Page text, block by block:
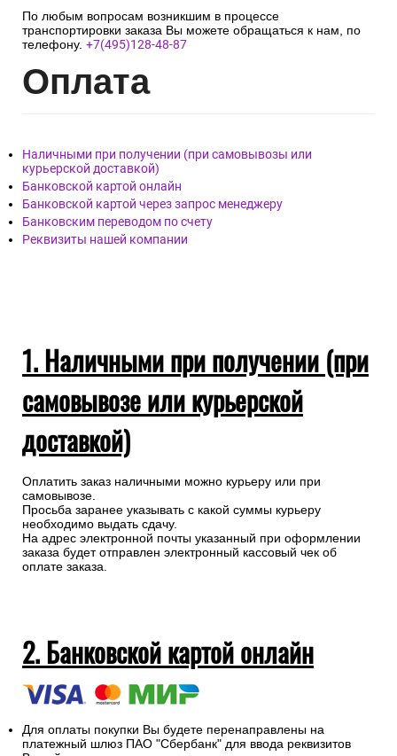
По любым вопросам возникшим в процессе
транспортировки заказа Вы можете обращаться к нам, по
телефону. +7(495)128-48-87
Оплата
Наличными при получении (при самовывозы или
курьерской доставкой)
Банковской картой онлайн
Банковской картой через запрос менеджеру
Банковским переводом по счету
Реквизиты нашей компании
1. Наличными при получении (при
самовывозе или курьерской
доставкой)
Оплатить заказ наличными можно курьеру или при
самовывозе.
Просьба заранее указывать с какой суммы курьеру
необходимо выдать сдачу.
На адрес электронной почты указанный при оформлении
заказа будет отправлен электронный кассовый чек об
оплате заказа.
2. Банковской картой онлайн
Для оплаты покупки Вы будете перенаправлены на
платежный шлюз ПАО "Сбербанк" для ввода реквизитов